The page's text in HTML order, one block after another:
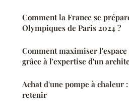
Comment la France se
Olympiques de Paris 2024 ?
Comment maximiser
grâce à l'expertise d'un
Achat d'une pompe à chaleur
retenir